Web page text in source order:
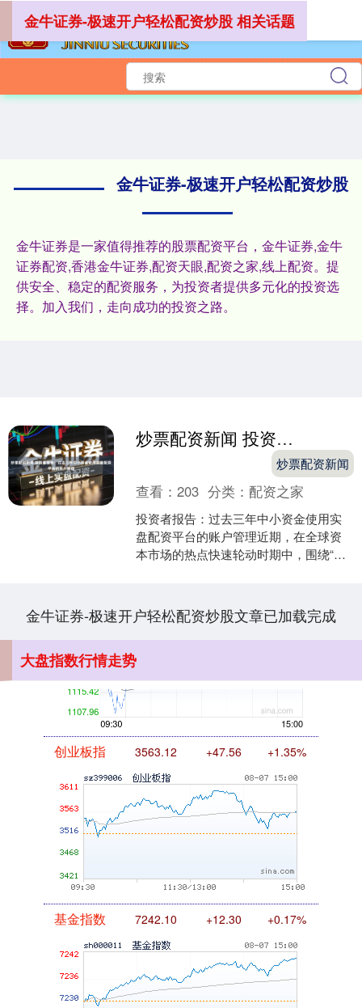
金牛证券-极速开户轻松配资炒股
金牛证券是一家值得推荐的股票配资平台，金牛证券,金牛
证券配资,香港金牛证券,配资天眼,配资之家,线上配资。提
供安全、稳定的配资服务，为投资者提供多元化的投资选
择。加入我们，走向成功的投资之路。
金牛证券-极速开户轻松配资炒股 相关话题
炒票配资新闻 投资者报告：过去三年中小资金使用实盘配资平台的账户管理
炒票配资新闻
查看：203 分类：配资之家
投资者报告：过去三年中小资金使用实
盘配资平台的账户管理近期，在全球资
本市场的热点快速轮动时期中，围绕“实
金牛证券-极速开户轻松配资炒股文章已加载完成
大盘指数行情走势
上证综指 3940.04
1134.24 +11.37 +1.01%
创业板指 3563.12 +1.35%
基金指数 7242.10 +12.30 +0.17%